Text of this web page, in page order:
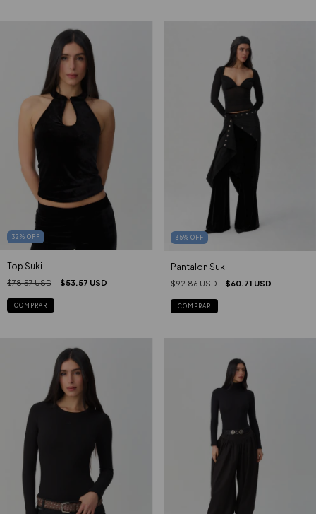
32 % OFF
Top Suki
$78.57 USD $53.57 USD
COMPRAR
35% OFF
Pantalon Suki
$92.86 USD $60.71 USD
COMPRAR